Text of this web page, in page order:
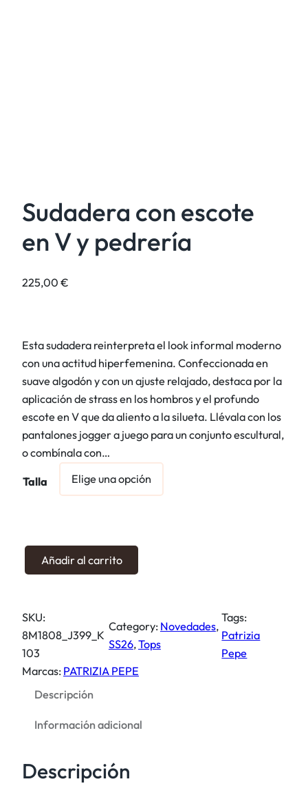
Sudadera con escote
en V y pedrería
225,00 €
Esta sudadera reinterpreta el look informal moderno
con una actitud hiperfemenina. Confeccionada en
suave algodón y con un ajuste relajado, destaca por la
aplicación de strass en los hombros y el profundo
escote en V que da aliento a la silueta. Llévala con los
pantalones jogger a juego para un conjunto escultural,
o combínala con…
Talla
u
d
e
r
a
s
Añadir al carrito
SKU:
8M1808_J399_K
103
Category: Novedades ,
SS26, Tops
Tags:
Patrizia
Pepe
Marcas: PATRIZIA PEPE
Descripción
Información adicional
Descripción